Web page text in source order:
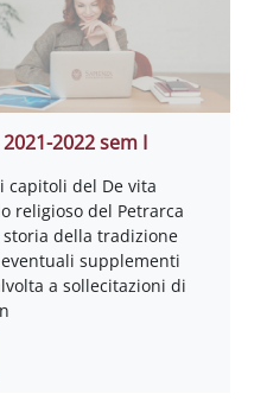
2022 sem I
capitoli del De vita
religioso del Petrarca
della tradizione
supplementi
a sollecitazioni di